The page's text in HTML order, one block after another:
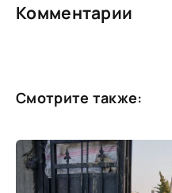
Комментарии
Смотрите также: